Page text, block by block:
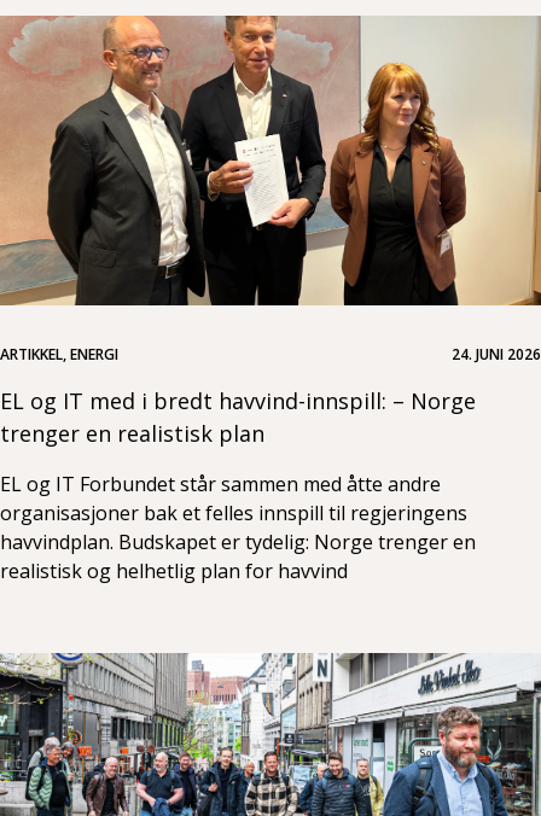
ARTIKKEL, ENERGI 24. JUNI 2026
EL og IT med i bredt havvind-innspill: – Norge
trenger en realistisk plan
EL og IT Forbundet står sammen med åtte andre
organisasjoner bak et felles innspill til regjeringens
havvindplan. Budskapet er tydelig: Norge trenger en
realistisk og helhetlig plan for havvind